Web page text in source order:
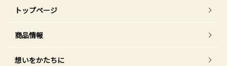
トップページ
商品情報
想いをかたちに